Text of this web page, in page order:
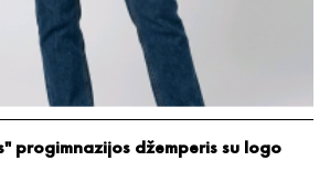
progimnazijos džemperis su logo